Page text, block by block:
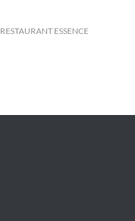
RESTAURANT ESSENCE